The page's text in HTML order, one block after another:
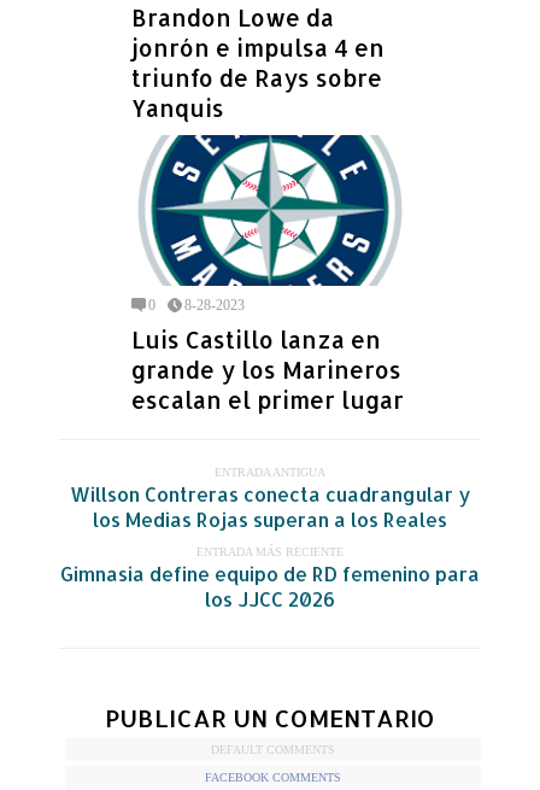
Brandon Lowe da
jonrón e impulsa 4 en
triunfo de Rays sobre
Yanquis
0 8-28-2023
Luis Castillo lanza en
grande y los Marineros
escalan el primer lugar
ENTRADA ANTIGUA
Willson Contreras conecta cuadrangular y
los Medias Rojas superan a los Reales
ENTRADA MÁS RECIENTE
Gimnasia define equipo de RD femenino para
los JJCC 2026
PUBLICAR UN COMENTARIO
DEFAULT COMMENTS
FACEBOOK COMMENTS